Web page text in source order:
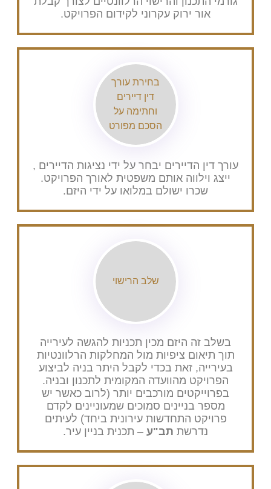
אור ירוק עקרוני לקידום הפרויקט.
בחירת עורך
דין דיירים
וחתימה על
הסכם מפורט
דין הדיירים יבחר על ידי נציגות הדיירים ,
ייצג וילווה אותם משפטית לאורך הפרויקט.
שכרו ישולם במלואו על ידי היזם.
שלב הרישוי
בשלב זה היזם מכין תכניות להגשה לעירייה
תוך תיאום ציפיות מול המחלקות הרלוונטיות
בעירייה, זאת בכדי לקבל היתר בניה לביצוע
הפרויקט מהוועדה המקומית לתכנון ובניה.
בפרוייקטים מורכבים יותר (לרוב כאשר יש
מספר בניינים סמוכים שמעוניינים לקדם
פרויקט התחדשות עירונית ביחד) לעיתים
תב"ע– תכנית בניין עיר.